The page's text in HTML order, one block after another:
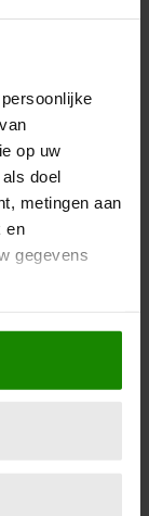
op uw
doel
metingen aan
en
gegevens
kan zijn
(fingerprinting)